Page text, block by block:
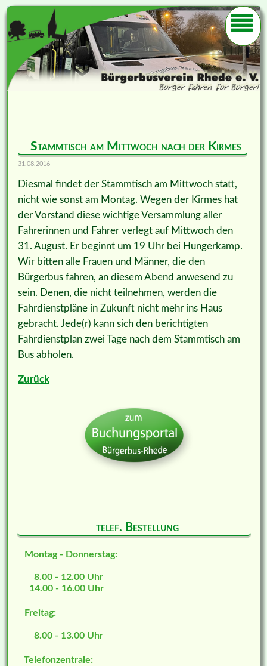
Stammtisch am Mittwoch nach der Kirmes
31.08.2016
Diesmal findet der Stammtisch am Mittwoch statt,
nicht wie sonst am Montag. Wegen der Kirmes hat
der Vorstand diese wichtige Versammlung aller
Fahrerinnen und Fahrer verlegt auf Mittwoch den
31. August. Er beginnt um 19 Uhr bei Hungerkamp.
Wir bitten alle Frauen und Männer, die den
Bürgerbus fahren, an diesem Abend anwesend zu
sein. Denen, die nicht teilnehmen, werden die
Fahrdienstpläne in Zukunft nicht mehr ins Haus
gebracht. Jede(r) kann sich den berichtigten
Fahrdienstplan zwei Tage nach dem Stammtisch am
Bus abholen.
Zurück
telef. Bestellung
Montag - Donnerstag:
8.00 - 12.00 Uhr
14.00 - 16.00 Uhr
Freitag:
8.00 - 13.00 Uhr
Telefonzentrale: